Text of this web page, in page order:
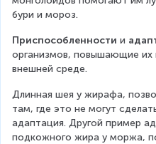
бури и мороз.
Приспособленности и
организмов, повышающие их
внешней среде.
Длинная шея у жирафа,
там, где это не могут
адаптация. Другой пример
подкожного жира у моржа,